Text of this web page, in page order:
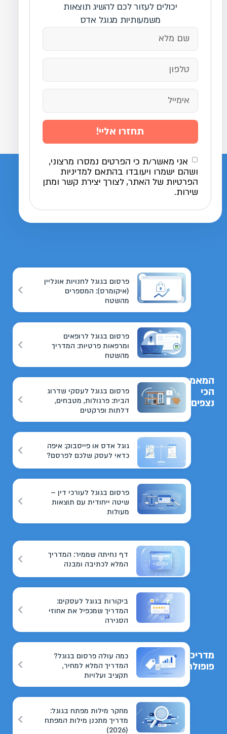
יכולים לעזור לכם להשיג תוצאות
משמעותיות מגוגל אדס
אני מאשר/ת כי הפרטים נמסרו מרצוני,
ושהם ישמרו ויעובדו בהתאם למדיניות
הפרטיות של האתר, לצורך יצירת קשר ומתן
שירות.
תחזרו אליי!
המאמרים
הכי
נצפים
פרסום בגוגל לחנויות אונליין
(איקומרס): המספרים
מהשטח
פרסום בגוגל לרופאים
ומרפאות פרטיות: המדריך
מהשטח
פרסום בגוגל לעסקי שדרוג
הבית: פרגולות, מטבחים,
דלתות ופרקטים
גוגל אדס או פייסבוק: איפה
כדאי לעסק שלכם לפרסם?
פרסום בגוגל לעורכי דין –
שיטה ייחודית עם תוצאות
מעולות
מדריכים
פופולריים
דף נחיתה שממיר: המדריך
המלא לכתיבה ומבנה
ביקורות בגוגל לעסקים:
המדריך שמכפיל את אחוזי
הסגירה
כמה עולה פרסום בגוגל?
המדריך המלא למחיר,
תקציב ועלויות
מחקר מילות מפתח בגוגל:
מדריך מתכנן מילות המפתח
(2026)